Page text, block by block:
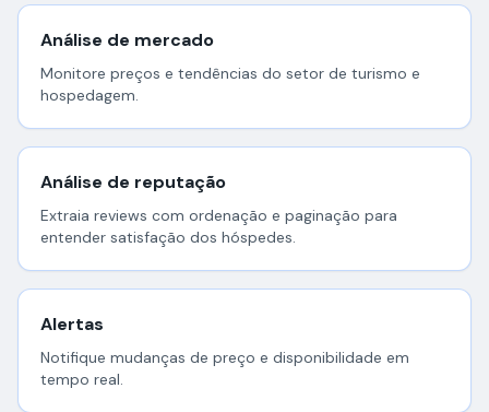
Análise de mercado
Monitore preços e tendências do setor de turismo e
hospedagem.
Análise de reputação
Extraia reviews com ordenação e paginação para
entender satisfação dos hóspedes.
Alertas
Notifique mudanças de preço e disponibilidade em
tempo real.